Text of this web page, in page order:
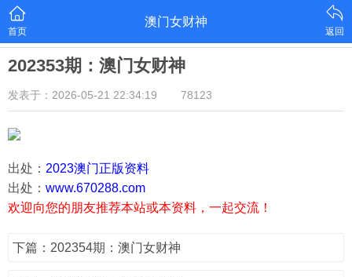
首页
澳门女财神
返回
202353期：澳门女财神
发表于：2026-05-21 22:34:19 78123
出处： 2023澳门正版资料
出处： www.670288.com
欢迎向您的朋友推荐本站或本资料，一起交流！
下篇：202354期：澳门女财神